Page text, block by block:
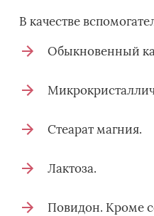
В качестве
Обыкновенный
Стеарат магния.
Лактоза.
Повидон. Кроме